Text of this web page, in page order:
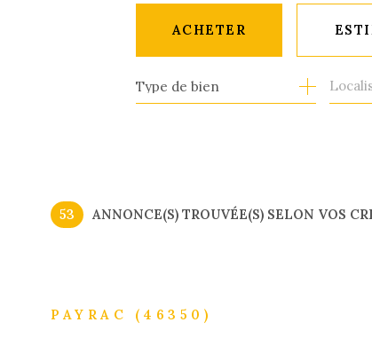
ACHETER
CLASSIQUE
Type de bien
53 ANNONCE(S) TROUVÉE(S) SELON VOS
PAYRAC (46350)